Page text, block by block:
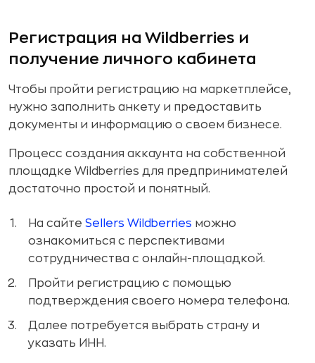
Регистрация на Wildberries и
получение личного кабинета
Чтобы пройти регистрацию на маркетплейсе,
нужно заполнить анкету и предоставить
документы и информацию о своем бизнесе.
Процесс создания аккаунта на собственной
площадке Wildberries для предпринимателей
достаточно простой и понятный.
На сайте Sellers Wildberries можно
ознакомиться с перспективами
сотрудничества с онлайн-площадкой.
Пройти регистрацию с помощью
подтверждения своего номера телефона.
Далее потребуется выбрать страну и
указать ИНН.